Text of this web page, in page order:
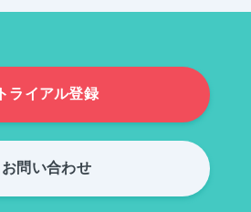
トライアル登録
お問い合わせ